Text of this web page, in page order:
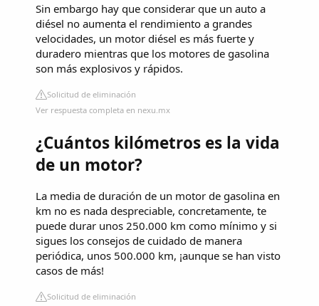
Sin embargo hay que considerar que un auto a
diésel no aumenta el rendimiento a grandes
velocidades, un motor diésel es más fuerte y
duradero mientras que los motores de gasolina
son más explosivos y rápidos.
Solicitud de eliminación
Ver respuesta completa en nexu.mx
¿Cuántos kilómetros es la vida
de un motor?
La media de duración de un motor de gasolina en
km no es nada despreciable, concretamente, te
puede durar unos 250.000 km como mínimo y si
sigues los consejos de cuidado de manera
periódica, unos 500.000 km, ¡aunque se han visto
casos de más!
Solicitud de eliminación